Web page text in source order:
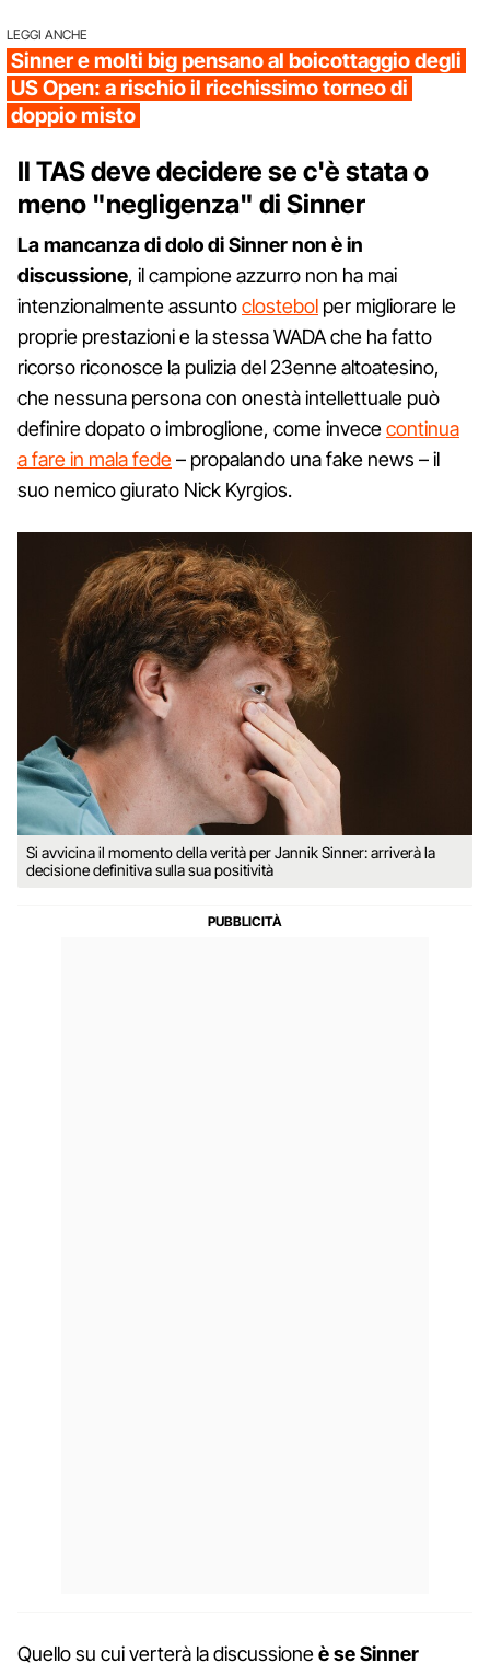
LEGGI ANCHE
Sinner e molti big pensano al boicottaggio degli
US Open: a rischio il ricchissimo torneo di
doppio misto
Il TAS deve decidere se c'è stata o
meno "negligenza" di Sinner
La mancanza di dolo di Sinner non è in
discussione, il campione azzurro non ha mai
intenzionalmente assuntoclostebol per migliorare le
proprie prestazioni e la stessa WADA che ha fatto
ricorso riconosce la pulizia del 23enne altoatesino,
che nessuna persona con onestà intellettuale può
definire dopato o imbroglione, come invececontinua
a fare in mala fede– propalando una fake news – il
suo nemico giurato Nick Kyrgios.
Si avvicina il momento della verità per Jannik Sinner: arriverà la
decisione definitiva sulla sua positività
Quello su cui verterà la discussioneè se Sinner